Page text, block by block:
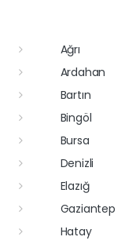
Ağrı
Ardahan
Bartın
Bingöl
Bursa
Denizli
Elazığ
Gaziantep
Hatay